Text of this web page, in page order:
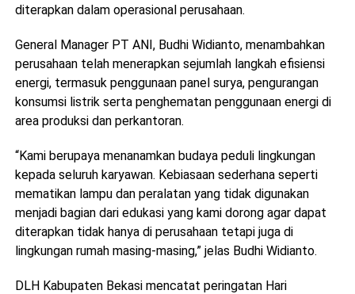
diterapkan dalam operasional perusahaan.
General Manager PT ANI, Budhi Widianto, menambahkan
perusahaan telah menerapkan sejumlah langkah efisiensi
energi, termasuk penggunaan panel surya, pengurangan
konsumsi listrik serta penghematan penggunaan energi di
area produksi dan perkantoran.
“Kami berupaya menanamkan budaya peduli lingkungan
kepada seluruh karyawan. Kebiasaan sederhana seperti
mematikan lampu dan peralatan yang tidak digunakan
menjadi bagian dari edukasi yang kami dorong agar dapat
diterapkan tidak hanya di perusahaan tetapi juga di
lingkungan rumah masing-masing,” jelas Budhi Widianto.
DLH Kabupaten Bekasi mencatat peringatan Hari